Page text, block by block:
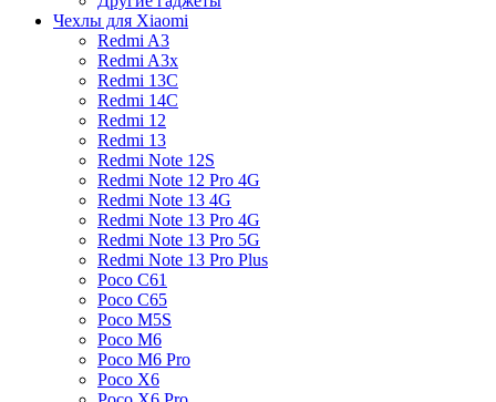
Чехлы для Xiaomi
Redmi A3
Redmi A3x
Redmi 13C
Redmi 14C
Redmi 12
Redmi 13
Redmi Note 12S
Redmi Note 12 Pro 4G
Redmi Note 13 4G
Redmi Note 13 Pro 4G
Redmi Note 13 Pro 5G
Redmi Note 13 Pro Plus
Poco C61
Poco C65
Poco M5S
Poco M6
Poco M6 Pro
Poco X6